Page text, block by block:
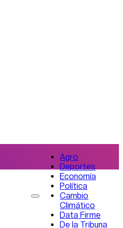
Agro
Deportes
Economía
Política
Cambio
Climático
Data Firme
De la Tribuna